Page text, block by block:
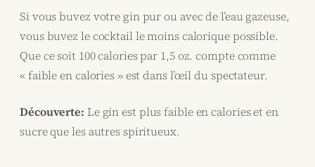
Si vous buvez votre gin pur ou avec de l’eau gazeuse,
vous buvez le cocktail le moins calorique possible.
Que ce soit 100 calories par 1,5 oz. compte comme
« faible en calories » est dans l’œil du spectateur.
Découverte: Le gin est plus faible en calories et en
sucre que les autres spiritueux.